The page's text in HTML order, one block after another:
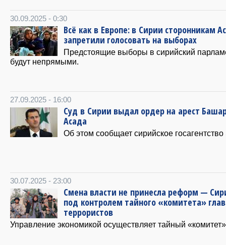
30.09.2025 - 0:30
Всё как в Европе: в Сирии сторонникам
запретили голосовать на выборах
Предстоящие выборы в сирийский
будут непрямыми.
27.09.2025 - 16:00
Суд в Сирии выдал ордер на арест
Асада
Об этом сообщает сирийское
30.07.2025 - 23:00
Смена власти не принесла реформ —
под контролем тайного «комитета»
террористов
Управление экономикой осуществляет тайный